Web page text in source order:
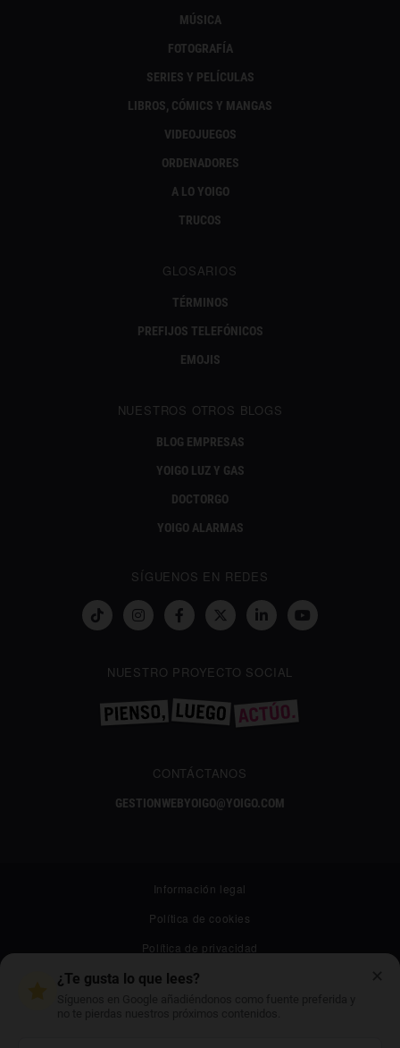
MÚSICA
FOTOGRAFÍA
SERIES Y PELÍCULAS
LIBROS, CÓMICS Y MANGAS
VIDEOJUEGOS
ORDENADORES
A LO YOIGO
TRUCOS
GLOSARIOS
TÉRMINOS
PREFIJOS TELEFÓNICOS
EMOJIS
NUESTROS OTROS BLOGS
BLOG EMPRESAS
YOIGO LUZ Y GAS
DOCTORGO
YOIGO ALARMAS
SÍGUENOS EN REDES
NUESTRO PROYECTO SOCIAL
CONTÁCTANOS
GESTIONWEBYOIGO@YOIGO.COM
Información legal
Política de cookies
Política de privacidad
Canal ético
¿Te gusta lo que lees?